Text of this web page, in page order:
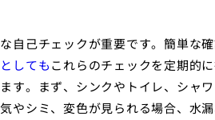
自己チェックが重要です。簡単な確
してもこれらのチェックを定期的
す。まず、シンクやトイレ、シャ
やシミ、変色が見られる場合、水